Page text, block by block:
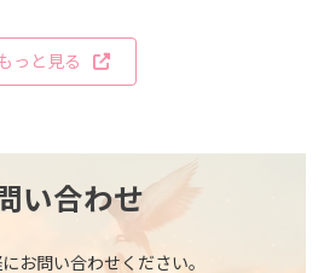
っと見る
い合わせ
お問い合わせください。